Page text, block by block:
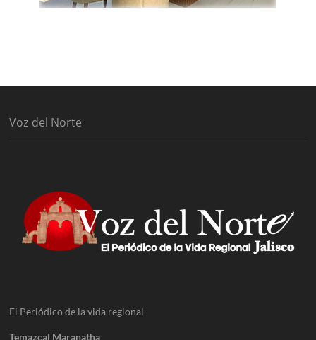
Voz del Norte
El Periódico de la vida regional
Temazcal Maranatha